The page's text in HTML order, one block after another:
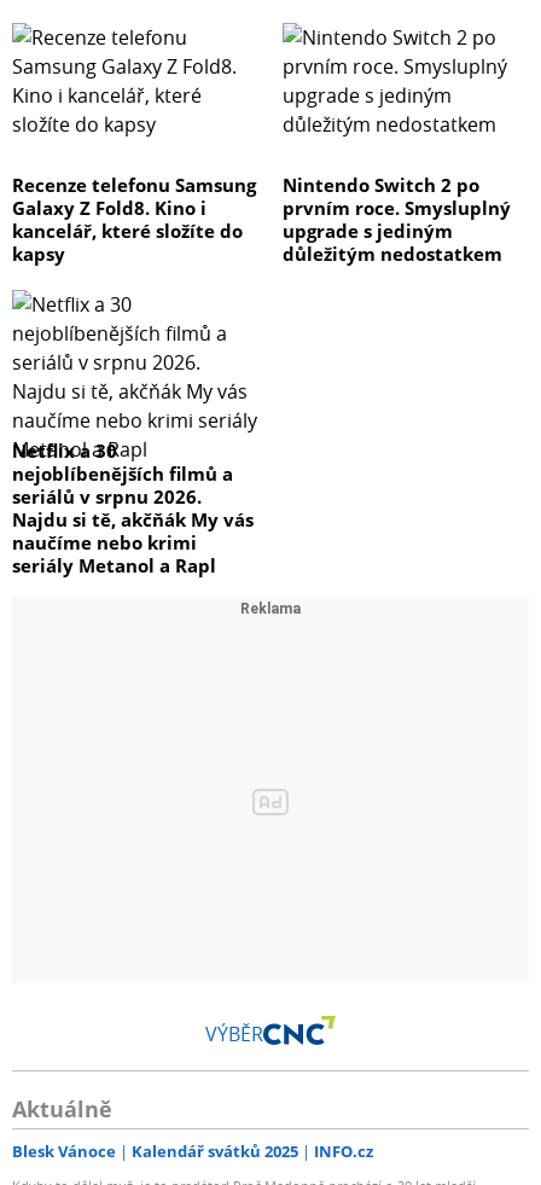
Recenze telefonu Samsung
Galaxy Z Fold8. Kino i
kancelář, které složíte do
kapsy
Nintendo Switch 2 po
prvním roce. Smysluplný
upgrade s jediným
důležitým nedostatkem
Netflix a 30
nejoblíbenějších filmů a
seriálů v srpnu 2026.
Najdu si tě, akčňák My vás
naučíme nebo krimi
seriály Metanol a Rapl
VÝBĚR
Aktuálně
Blesk Vánoce Kalendář svátků 2025 INFO.cz